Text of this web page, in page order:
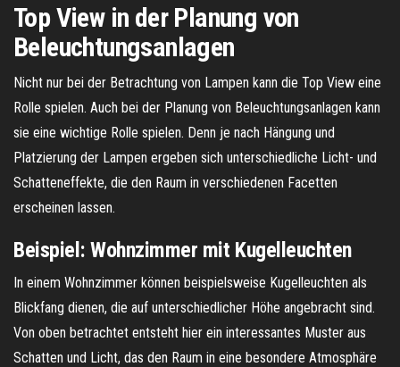
Top View in der Planung von
Beleuchtungsanlagen
Nicht nur bei der Betrachtung von Lampen kann die Top View eine
Rolle spielen. Auch bei der Planung von Beleuchtungsanlagen kann
sie eine wichtige Rolle spielen. Denn je nach Hängung und
Platzierung der Lampen ergeben sich unterschiedliche Licht- und
Schatteneffekte, die den Raum in verschiedenen Facetten
erscheinen lassen.
Beispiel: Wohnzimmer mit Kugelleuchten
In einem Wohnzimmer können beispielsweise Kugelleuchten als
Blickfang dienen, die auf unterschiedlicher Höhe angebracht sind.
Von oben betrachtet entsteht hier ein interessantes Muster aus
Schatten und Licht, das den Raum in eine besondere Atmosphäre